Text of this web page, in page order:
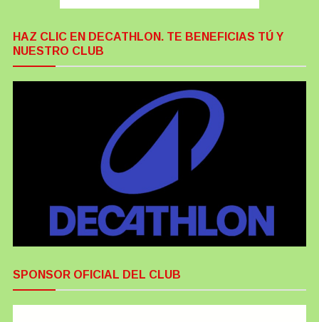
HAZ CLIC EN DECATHLON. TE BENEFICIAS TÚ Y
NUESTRO CLUB
SPONSOR OFICIAL DEL CLUB